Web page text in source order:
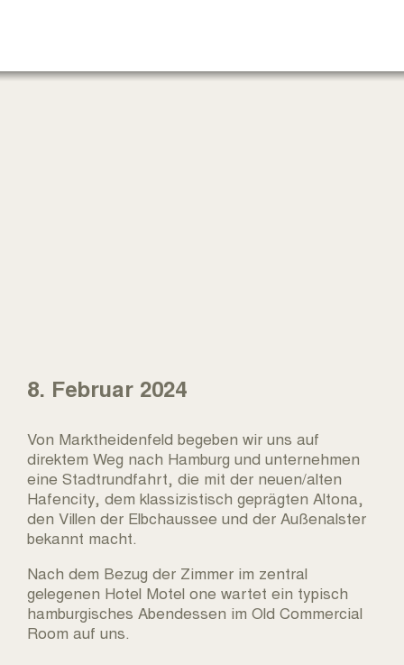
8. Februar 2024
Von Marktheidenfeld begeben wir uns auf
direktem Weg nach Hamburg und unternehmen
eine Stadtrundfahrt, die mit der neuen/alten
Hafencity, dem klassizistisch geprägten Altona,
den Villen der Elbchaussee und der Außenalster
bekannt macht.
Nach dem Bezug der Zimmer im zentral
gelegenen Hotel Motel one wartet ein typisch
hamburgisches Abendessen im Old Commercial
Room auf uns.